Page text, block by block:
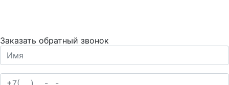
Заказать обратный звонок